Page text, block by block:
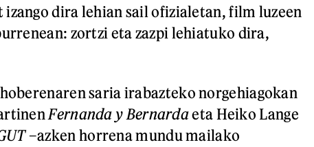
dira lehian sail ofizialetan, film luzeen
zortzi eta zazpi lehiatuko dira,
saria irabazteko norgehiagokan
Fernanda y Bernardaeta Heiko Lange
–azken horrena mundu mailako